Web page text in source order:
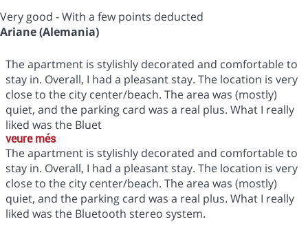
Very good - With a few points deducted
Ariane (Alemania)
The apartment is stylishly decorated and comfortable to
stay in. Overall, I had a pleasant stay. The location is very
close to the city center/beach. The area was (mostly)
quiet, and the parking card was a real plus. What I really
liked was the Bluet
veure més
The apartment is stylishly decorated and comfortable to
stay in. Overall, I had a pleasant stay. The location is very
close to the city center/beach. The area was (mostly)
quiet, and the parking card was a real plus. What I really
liked was the Bluetooth stereo system.